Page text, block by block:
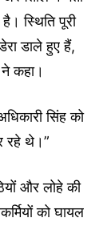
स्थिति पूरी
डाले हुए हैं,
कहा।
सिंह को
रहे थे।”
और लोहे की
को घायल